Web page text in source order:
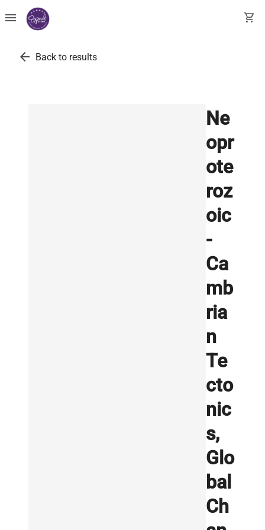
menu shopping_cart
arrow_back Back to results
Ne
opr
ote
roz
oic
-
Ca
mb
ria
n
Te
cto
nic
s,
Glo
bal
Ch